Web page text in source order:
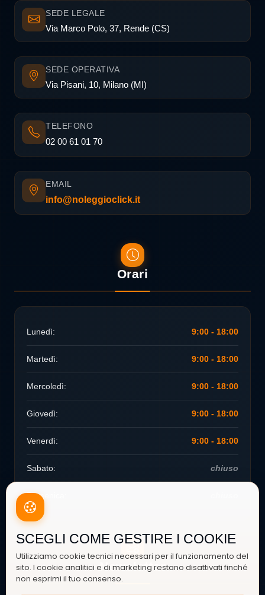
SCEGLI COME GESTIRE I COOKIE
Utilizziamo cookie tecnici necessari per il funzionamento del
sito. I cookie analitici e di marketing restano disattivati finché
non esprimi il tuo consenso.
SEDE LEGALE
Via Marco Polo, 37, Rende (CS)
SEDE OPERATIVA
Via Pisani, 10, Milano (MI)
TELEFONO
02 00 61 01 70
EMAIL
info@noleggioclick.it
Orari
Lunedì: 9:00 - 18:00
Martedì: 9:00 - 18:00
Mercoledì: 9:00 - 18:00
Giovedì: 9:00 - 18:00
Venerdì: 9:00 - 18:00
Sabato: chiuso
Domenica:
Newsletter